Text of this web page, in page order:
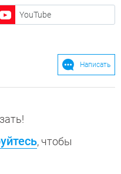
YouTube
Написать
, чтобы